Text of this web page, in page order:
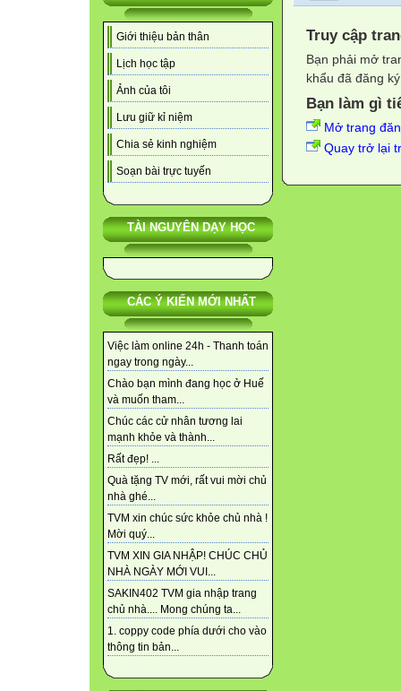
Giới thiệu bản thân
Lịch học tập
Ảnh của tôi
Lưu giữ kỉ niệm
Chia sẻ kinh nghiệm
Soạn bài trực tuyến
TÀI NGUYÊN DẠY HỌC
CÁC Ý KIẾN MỚI NHẤT
Việc làm online 24h - Thanh toán
ngay trong ngày...
Chào bạn mình đang học ở Huế
và muốn tham...
Chúc các cử nhân tương lai
mạnh khỏe và thành...
Rất đẹp! ...
Quà tặng TV mới, rất vui mời chủ
nhà ghé...
TVM xin chúc sức khỏe chủ nhà !
Mời quý...
TVM XIN GIA NHẬP! CHÚC CHỦ
NHÀ NGÀY MỚI VUI...
SAKIN402 TVM gia nhập trang
chủ nhà.... Mong chúng ta...
1. coppy code phía dưới cho vào
thông tin bản...
Truy cập
Bạn phải mở
khẩu đã đăng
Bạn làm gì
Mở trang
Quay trở lại